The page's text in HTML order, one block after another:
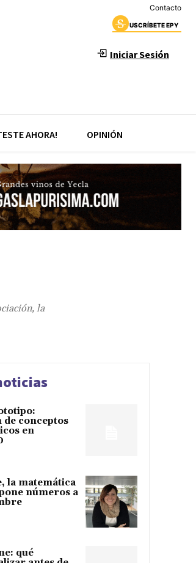
Contacto
USCRÍBETE EPY
Iniciar Sesión
AHORA! OPINIÓN
la
de conceptos
en
la matemática
números a
qué